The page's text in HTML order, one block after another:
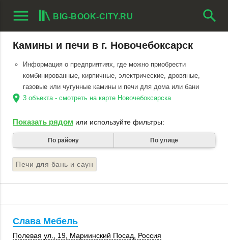
menu BIG-BOOK-CITY.RU search
Камины и печи в г. Новочебоксарск
Информация о предприятиях, где можно приобрести
комбинированные, кирпичные, электрические, дровяные,
газовые или чугунные камины и печи для дома или бани
location_on 3 объекта - смотреть на карте Новочебоксарска
Показать рядом или используйте фильтры:
По району По улице
Печи для бань и саун
Слава Мебель
Полевая ул., 19 Мариинский Посад Россия